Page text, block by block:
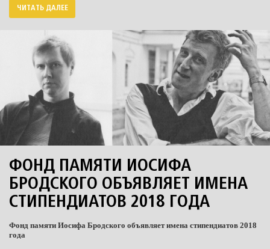
ЧИТАТЬ ДАЛЕЕ
ФОНД ПАМЯТИ ИОСИФА
БРОДСКОГО ОБЪЯВЛЯЕТ ИМЕНА
СТИПЕНДИАТОВ 2018 ГОДА
Фонд памяти Иосифа Бродского объявляет имена стипендиатов 2018
года